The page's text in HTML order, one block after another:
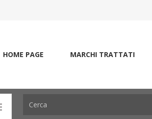
HOME PAGE MARCHI TRATTATI